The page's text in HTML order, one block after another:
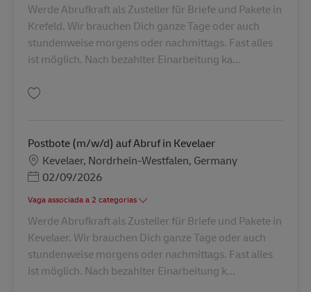
Werde Abrufkraft als Zusteller für Briefe und Pakete in
Krefeld. Wir brauchen Dich ganze Tage oder auch
stundenweise morgens oder nachmittags. Fast alles
ist möglich. Nach bezahlter Einarbeitung ka...
Postbote (m/w/d) auf Abruf in Kevelaer
Localização
Kevelaer, Nordrhein-Westfalen, Germany
Posted Date
02/09/2026
Vaga associada a 2 categorias
Werde Abrufkraft als Zusteller für Briefe und Pakete in
Kevelaer. Wir brauchen Dich ganze Tage oder auch
stundenweise morgens oder nachmittags. Fast alles
ist möglich. Nach bezahlter Einarbeitung k...